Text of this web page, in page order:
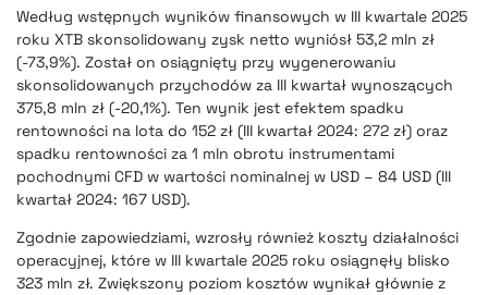
Według wstępnych wyników finansowych w III kwartale 2025
roku XTB skonsolidowany zysk netto wyniósł 53,2 mln zł
(-73,9%). Został on osiągnięty przy wygenerowaniu
skonsolidowanych przychodów za III kwartał wynoszących
375,8 mln zł (-20,1%). Ten wynik jest efektem spadku
rentowności na lota do 152 zł (III kwartał 2024: 272 zł) oraz
spadku rentowności za 1 mln obrotu instrumentami
pochodnymi CFD w wartości nominalnej w USD – 84 USD (III
kwartał 2024: 167 USD).
Zgodnie zapowiedziami, wzrosły również koszty działalności
operacyjnej, które w III kwartale 2025 roku osiągnęły blisko
323 mln zł. Zwiększony poziom kosztów wynikał głównie z